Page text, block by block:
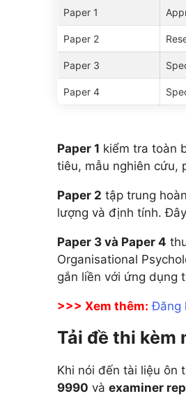
Paper 1
Paper 2
Paper 3
Paper 4
Paper 1 kiểm tra toàn
tiêu, mẫu nghiên cứu,
Paper 2 tập trung
lượng và định tính.
Paper 3 và Paper 4
Organisational
gắn liền với ứng dụng
>>> Xem thêm: Đăng
Tải đề thi kèm
Khi nói đến tài liệu ôn
9990 và examiner